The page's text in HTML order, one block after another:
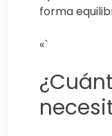
forma
«`